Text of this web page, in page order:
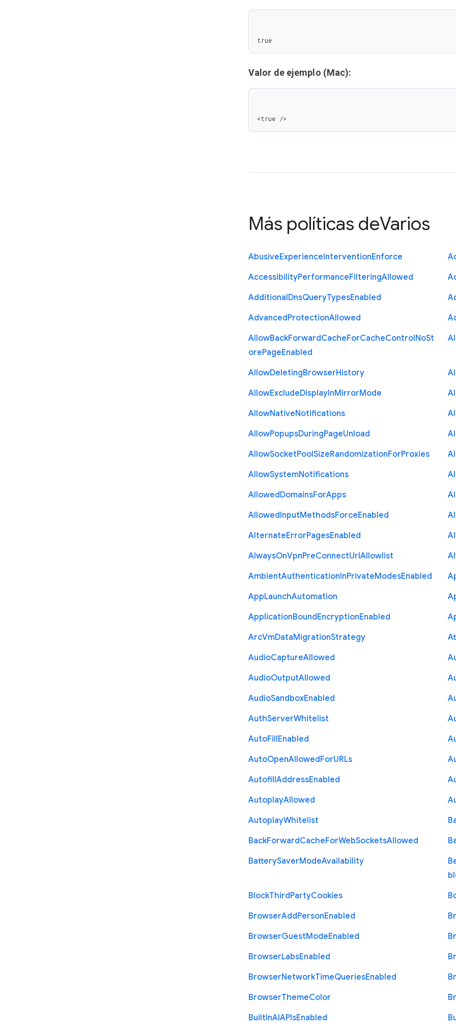
true
Valor de ejemplo (Mac):
<true />
Más políticas deVarios
AbusiveExperienceInterventionEnforce
AccessibilityPerformanceFilteringAllowed
AdditionalDnsQueryTypesEnabled
AdvancedProtectionAllowed
AllowBackForwardCacheForCacheControlNoSt
orePageEnabled
AllowDeletingBrowserHistory
AllowExcludeDisplayInMirrorMode
AllowNativeNotifications
AllowPopupsDuringPageUnload
AllowSocketPoolSizeRandomizationForProxies
AllowSystemNotifications
AllowedDomainsForApps
AllowedInputMethodsForceEnabled
AlternateErrorPagesEnabled
AlwaysOnVpnPreConnectUrlAllowlist
AmbientAuthenticationInPrivateModesEnabled
AppLaunchAutomation
ApplicationBoundEncryptionEnabled
ArcVmDataMigrationStrategy
AudioCaptureAllowed
AudioOutputAllowed
AudioSandboxEnabled
AuthServerWhitelist
AutoFillEnabled
AutoOpenAllowedForURLs
AutofillAddressEnabled
AutoplayAllowed
AutoplayWhitelist
BackForwardCacheForWebSocketsAllowed
BatterySaverModeAvailability
BlockThirdPartyCookies
BrowserAddPersonEnabled
BrowserGuestModeEnabled
BrowserLabsEnabled
BrowserNetworkTimeQueriesEnabled
BrowserThemeColor
BuiltInAIAPIsEnabled